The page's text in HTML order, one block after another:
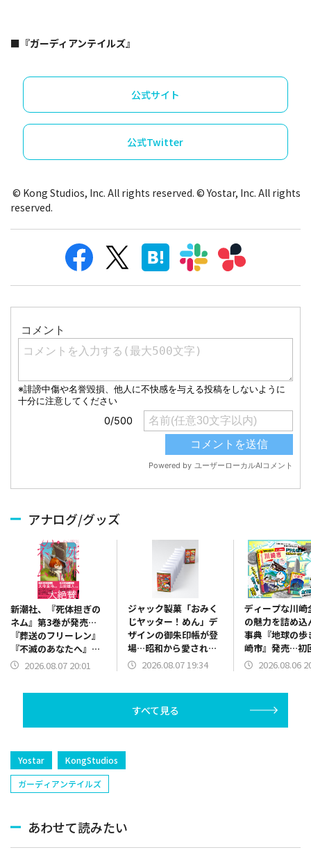
■『ガーディアンテイルズ』
公式サイト
公式Twitter
© Kong Studios, Inc. All rights reserved. © Yostar, Inc. All rights
reserved.
アナログ/グッズ
新潮社、『死体担ぎの
ネム』第3巻が発売…
『葬送のフリーレン』
『不滅のあなたへ』著
者大絶賛のファンタジ
2026.08.07 20:01
ジャック製菓「おみく
じヤッター！めん」デ
ザインの御朱印帳が登
場…昭和から愛される
駄菓子キャラと御朱印
2026.08.07 19:34
ディープな川崎
の魅力を詰め込
事典『地球の歩
崎市』発売…初
で「ドラえもん
2026.08.06
すべて見る
Yostar
KongStudios
ガーディアンテイルズ
あわせて読みたい